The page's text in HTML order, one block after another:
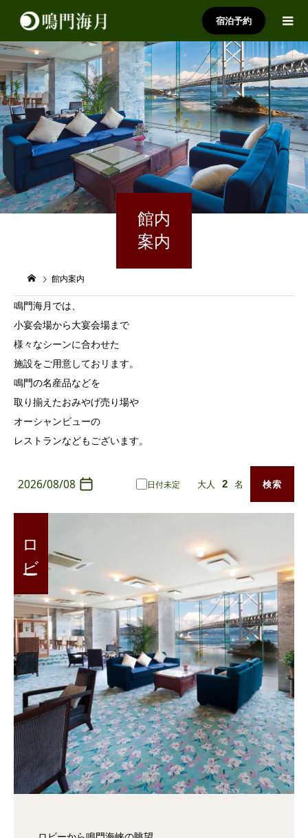
宿泊予約
館内
案内
館内案内
鳴門海月では、
小宴会場から大宴会場まで
様々なシーンに合わせた
施設をご用意しておリます。
鳴門の名産品などを
取り揃えたおみやげ売り場や
オーシャンビューの
レストランなどもございます。
2026/08/08 日付未定 大人 名 検索
ロビー